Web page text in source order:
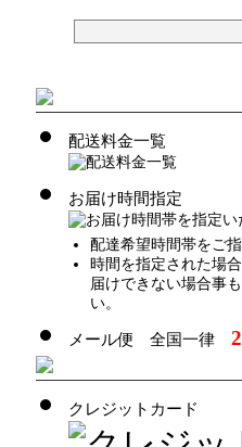
配送料金一覧
お届け時間指定
配達希望時間帯をご
時間を指定された場
届けできない場合事
い。
メール便 全国一律
クレジットカード